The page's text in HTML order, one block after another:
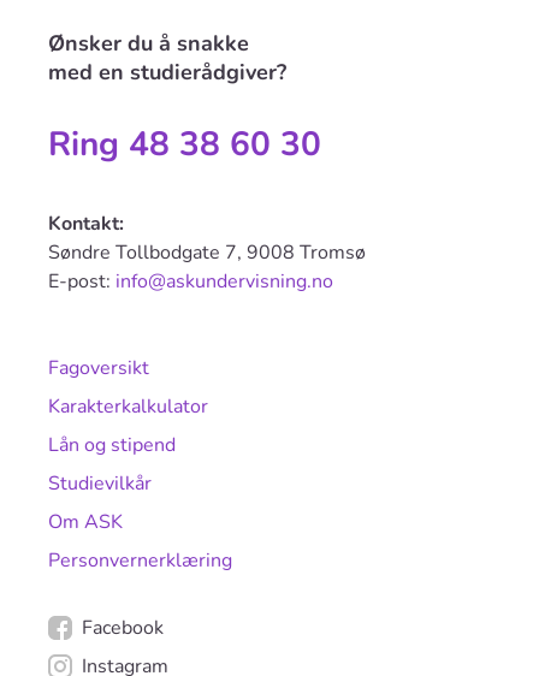
Fagoversikt
Karakterkalkulator
Lån og stipend
Studievilkår
Om ASK
Personvernerklæring
Facebook
Instagram
Ønsker du å snakke
med en studierådgiver?
Ring 48 38 60 30
Kontakt:
Søndre Tollbodgate 7, 9008 Tromsø
E-post: info@askundervisning.no